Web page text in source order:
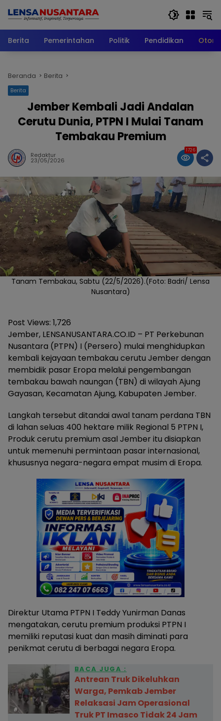
Berita
Pemerintahan Politik Pendidikan
Beranda Berita
Berita
Jember Kembali Jadi Andalan
Cerutu Dunia, PTPN I Mulai Tanam
Tembakau Premium
Redaktur
23/05/2026
1726
Tanam Tembakau, Sabtu (22/5/2026).(Foto: Badri/ Lensa
Nusantara)
Post Views: 1,726
Jember, LENSANUSANTARA.CO.ID – PT Perkebunan
Nusantara (PTPN) I (Persero) mulai menghidupkan
kembali kejayaan tembakau cerutu Jember dengan
membidik pasar Eropa melalui pengembangan
tembakau bawah naungan (TBN) di wilayah Ajung
Gayasan, Kecamatan Ajung, Kabupaten Jember.
Langkah tersebut ditandai awal tanam perdana TBN
di lahan seluas 400 hektare milik Regional 5 PTPN I,
Produk cerutu premium asal Jember itu disiapkan
untuk memenuhi permintaan pasar internasional,
khususnya negara-negara empat musim di Eropa.
Direktur Utama PTPN I Teddy Yunirman Danas
mengatakan, cerutu premium produksi PTPN I
memiliki reputasi kuat dan masih diminati para
penikmat cerutu di berbagai negara Eropa.
BACA JUGA :
Antrean Truk Dikeluhkan
Warga, Pemkab Jember
Relaksasi Jam Operasional
Truk PT Imasco Tidak 24 Jam